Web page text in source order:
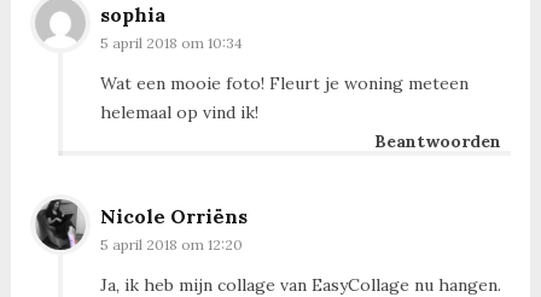
sophia
5 april 2018 om 10:34
Wat een mooie foto! Fleurt je woning meteen
helemaal op vind ik!
Beantwoorden
Nicole Orriëns
5 april 2018 om 12:20
Ja, ik heb mijn collage van EasyCollage nu hangen.